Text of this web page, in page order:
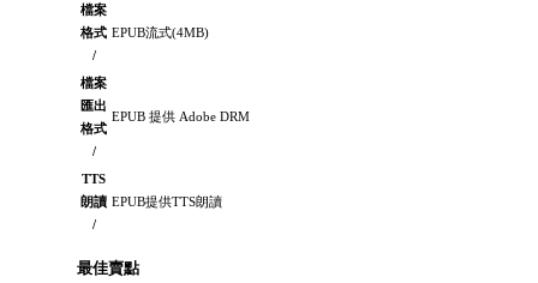
檔案
格式
/
EPUB流式(4MB)
檔案
匯出
格式
/
EPUB 提供 Adobe DRM
TTS
朗讀
/
EPUB提供TTS朗讀
最佳賣點